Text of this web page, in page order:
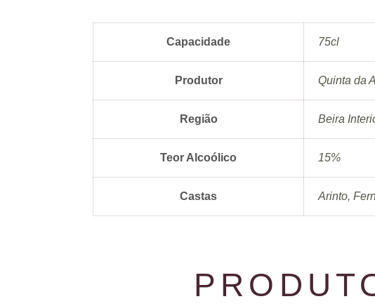
Capacidade 75cl
Produtor Quinta da
Região Beira
Teor Alcoólico 15%
Castas Arinto,